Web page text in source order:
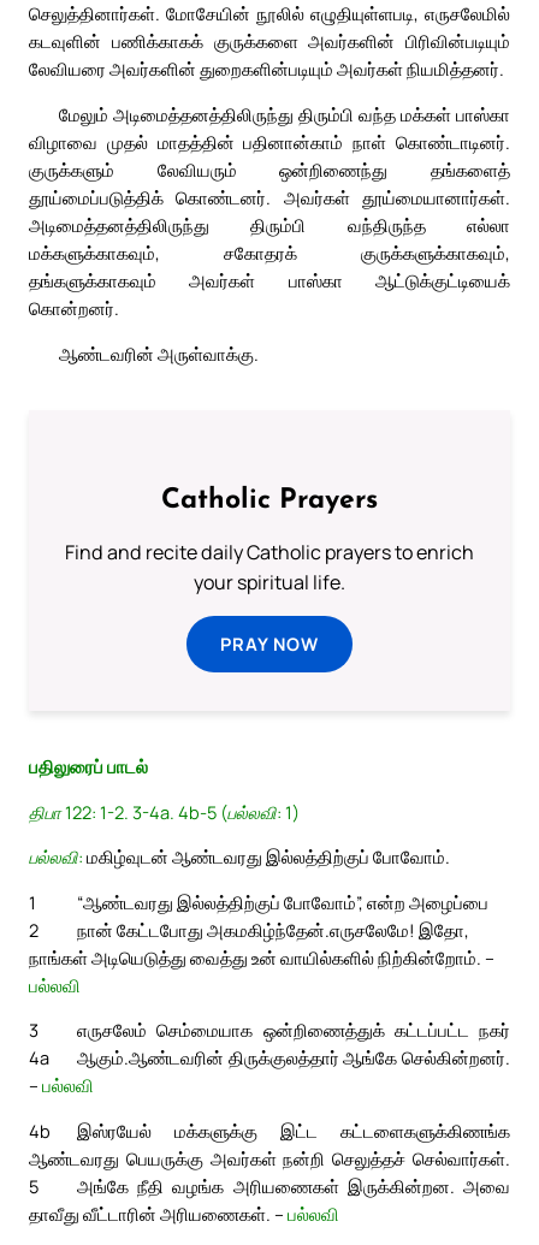
செலுத்தினார்கள். மோசேயின் நூலில் எழுதியுள்ளபடி, எருசலேமில்
கடவுளின் பணிக்காகக் குருக்களை அவர்களின் பிரிவின்படியும்
லேவியரை அவர்களின் துறைகளின்படியும் அவர்கள் நியமித்தனர்.
மேலும் அடிமைத்தனத்திலிருந்து திரும்பி வந்த மக்கள் பாஸ்கா
விழாவை முதல் மாதத்தின் பதினான்காம் நாள் கொண்டாடினர்.
குருக்களும் லேவியரும் ஒன்றிணைந்து தங்களைத்
தூய்மைப்படுத்திக் கொண்டனர். அவர்கள் தூய்மையானார்கள்.
அடிமைத்தனத்திலிருந்து திரும்பி வந்திருந்த எல்லா
மக்களுக்காகவும், சகோதரக் குருக்களுக்காகவும்,
தங்களுக்காகவும் அவர்கள் பாஸ்கா ஆட்டுக்குட்டியைக்
கொன்றனர்.
ஆண்டவரின் அருள்வாக்கு.
Catholic Prayers
Find and recite daily Catholic prayers to enrich
your spiritual life.
PRAY NOW
பதிலுரைப் பாடல்
திபா 122: 1-2. 3-4a. 4b-5 (பல்லவி: 1)
பல்லவி: மகிழ்வுடன் ஆண்டவரது இல்லத்திற்குப் போவோம்.
1
“ஆண்டவரது இல்லத்திற்குப் போவோம்”, என்ற அழைப்பை
நான் கேட்டபோது அகமகிழ்ந்தேன்.
2
எருசலேமே! இதோ,
நாங்கள் அடியெடுத்து வைத்து உன் வாயில்களில் நிற்கின்றோம். –
பல்லவி
3
எருசலேம் செம்மையாக ஒன்றிணைத்துக் கட்டப்பட்ட நகர்
ஆகும்.
4a
ஆண்டவரின் திருக்குலத்தார் ஆங்கே செல்கின்றனர்.
– பல்லவி
4b
இஸ்ரயேல் மக்களுக்கு இட்ட கட்டளைகளுக்கிணங்க
ஆண்டவரது பெயருக்கு அவர்கள் நன்றி செலுத்தச் செல்வார்கள்.
5
அங்கே நீதி வழங்க அரியணைகள் இருக்கின்றன. அவை
தாவீது வீட்டாரின் அரியணைகள். – பல்லவி